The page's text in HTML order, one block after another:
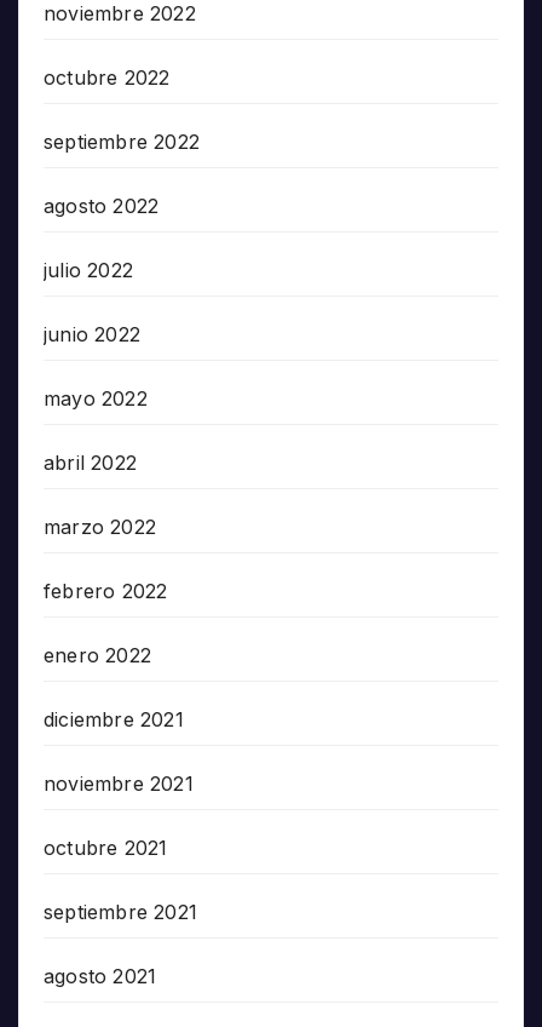
noviembre 2022
octubre 2022
septiembre 2022
agosto 2022
julio 2022
junio 2022
mayo 2022
abril 2022
marzo 2022
febrero 2022
enero 2022
diciembre 2021
noviembre 2021
octubre 2021
septiembre 2021
agosto 2021